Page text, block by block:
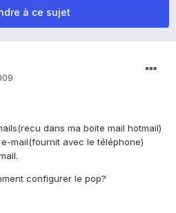
à ce sujet
dans ma boite mail hotmail)
mail(fournit avec le téléphone)
configurer le pop?